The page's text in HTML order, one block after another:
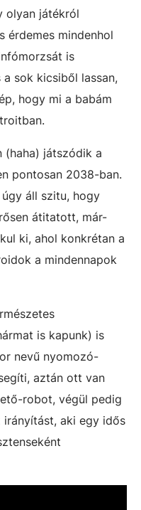
olyan játékról
érdemes mindenhol
is
sok kicsiből lassan,
hogy mi a babám
játszódik a
pontosan 2038-ban.
áll szitu, hogy
átitatott, már-
ki, ahol konkrétan a
a mindennapok
is kapunk) is
nevű nyomozó-
aztán ott van
robot, végül pedig
aki egy idős